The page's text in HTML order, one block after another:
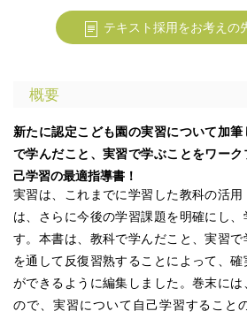
テキスト採用をお考えの
概要
新たに認定こども園の実習について加
で学んだこと、実習で学ぶことをワー
己学習の最適指導書！
実習は、これまでに学習した教科の活
は、さらに今後の学習課題を明確にし
す。本書は、教科で学んだこと、実習
を通して反復習熟することによって、
ができるように編集しました。巻末に
ので、実習について自己学習すること